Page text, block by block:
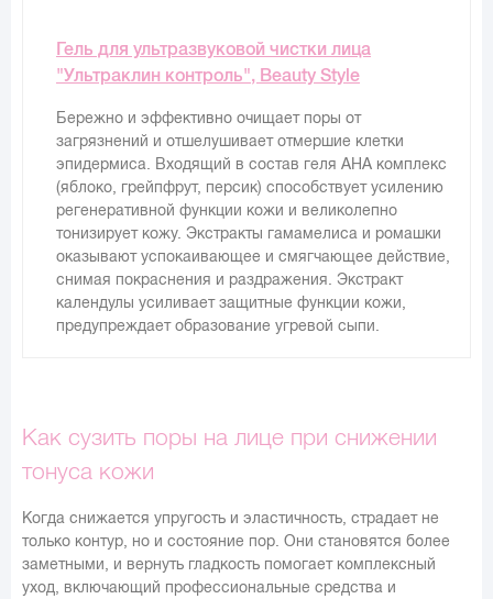
Гель для ультразвуковой чистки лица
"Ультраклин контроль", Beauty Style
Бережно и эффективно очищает поры от
загрязнений и отшелушивает отмершие клетки
эпидермиса. Входящий в состав геля АНА комплекс
(яблоко, грейпфрут, персик) способствует усилению
регенеративной функции кожи и великолепно
тонизирует кожу. Экстракты гамамелиса и ромашки
оказывают успокаивающее и смягчающее действие,
снимая покраснения и раздражения. Экстракт
календулы усиливает защитные функции кожи,
предупреждает образование угревой сыпи.
Как сузить поры на лице при снижении
тонуса кожи
Когда снижается упругость и эластичность, страдает не
только контур, но и состояние пор. Они становятся более
заметными, и вернуть гладкость помогает комплексный
уход, включающий профессиональные средства и